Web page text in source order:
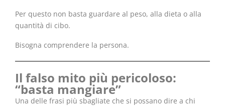
Per questo non basta guardare al peso, alla dieta o alla
quantità di cibo.
Bisogna comprendere la persona.
Il falso mito più pericoloso:
“basta mangiare”
Una delle frasi più sbagliate che si possano dire a chi